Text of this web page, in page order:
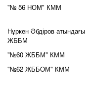
"№ 56 НОМ" КММ
Нұркен Әбдіров атындағы
ЖББМ
"№60 ЖББМ" КММ
"№62 ЖББОМ" КММ